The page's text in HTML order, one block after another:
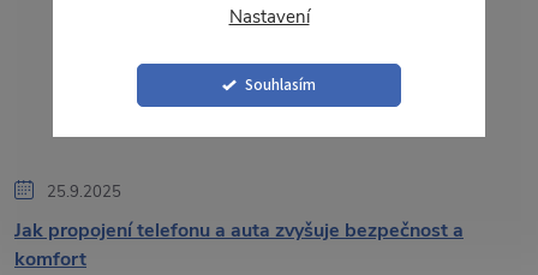
Nastavení
Souhlasím
25.9.2025
Jak propojení telefonu a auta zvyšuje bezpečnost a
komfort